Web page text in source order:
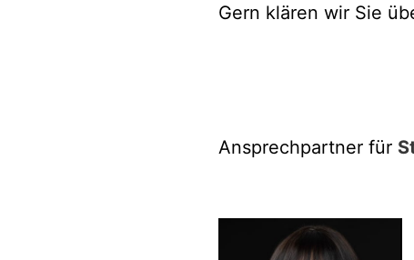
Gern klären wir Sie
Ansprechpartner für